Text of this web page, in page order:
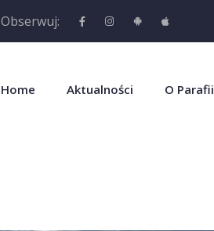
Obserwuj:
Home Aktualności O Parafii